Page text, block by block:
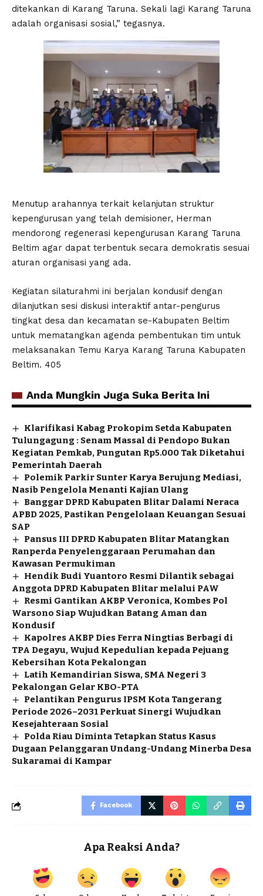
ditekankan di Karang Taruna. Sekali lagi Karang Taruna
adalah organisasi sosial,” tegasnya.
Menutup arahannya terkait kelanjutan struktur
kepengurusan yang telah demisioner, Herman
mendorong regenerasi kepengurusan Karang Taruna
Beltim agar dapat terbentuk secara demokratis sesuai
aturan organisasi yang ada.
Kegiatan silaturahmi ini berjalan kondusif dengan
dilanjutkan sesi diskusi interaktif antar-pengurus
tingkat desa dan kecamatan se-Kabupaten Beltim
untuk mematangkan agenda pembentukan tim untuk
melaksanakan Temu Karya Karang Taruna Kabupaten
Beltim. 405
Anda Mungkin Juga Suka Berita Ini
Klarifikasi Kabag Prokopim Setda Kabupaten
Tulungagung : Senam Massal di Pendopo Bukan
Kegiatan Pemkab, Pungutan Rp5.000 Tak Diketahui
Pemerintah Daerah
Polemik Parkir Sunter Karya Berujung Mediasi,
Nasib Pengelola Menanti Kajian Ulang
Banggar DPRD Kabupaten Blitar Dalami Neraca
APBD 2025, Pastikan Pengelolaan Keuangan Sesuai
SAP
Pansus III DPRD Kabupaten Blitar Matangkan
Ranperda Penyelenggaraan Perumahan dan
Kawasan Permukiman
Hendik Budi Yuantoro Resmi Dilantik sebagai
Anggota DPRD Kabupaten Blitar melalui PAW
Resmi Gantikan AKBP Veronica, Kombes Pol
Warsono Siap Wujudkan Batang Aman dan
Kondusif
Kapolres AKBP Dies Ferra Ningtias Berbagi di
TPA Degayu, Wujud Kepedulian kepada Pejuang
Kebersihan Kota Pekalongan
Latih Kemandirian Siswa, SMA Negeri 3
Pekalongan Gelar KBO-PTA
Pelantikan Pengurus IPSM Kota Tangerang
Periode 2026–2031 Perkuat Sinergi Wujudkan
Kesejahteraan Sosial
Polda Riau Diminta Tetapkan Status Kasus
Dugaan Pelanggaran Undang-Undang Minerba Desa
Sukaramai di Kampar
Facebook
Apa Reaksi Anda?